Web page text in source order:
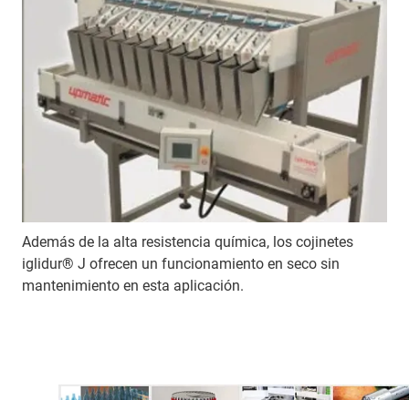
Además de la alta resistencia química, los cojinetes
iglidur® J ofrecen un funcionamiento en seco sin
mantenimiento en esta aplicación.